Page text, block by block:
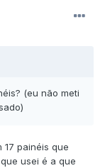
(eu não meti
17 painéis que
usei é a que